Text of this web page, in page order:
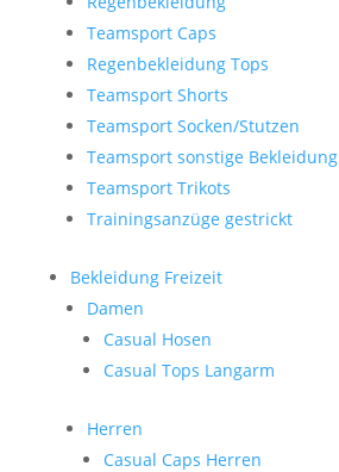
Teamsport Caps
Regenbekleidung Tops
Teamsport Shorts
Teamsport Socken/Stutzen
Teamsport sonstige Bekleidung
Teamsport Trikots
Trainingsanzüge gestrickt
Bekleidung Freizeit
Damen
Casual Hosen
Casual Tops Langarm
Herren
Casual Caps Herren